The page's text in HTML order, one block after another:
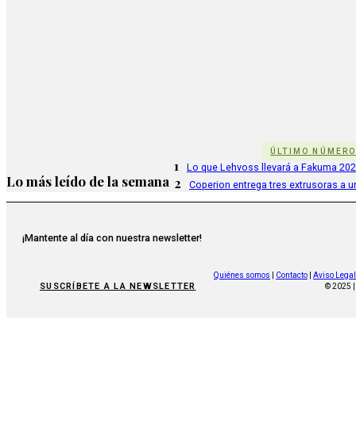
ÚLTIMO NÚMERO
Lo más leído de la semana
1 Lo que Lehvoss llevará a Fakuma
2 Coperion entrega tres extrusoras a
¡Mantente al día con nuestra newsletter!
SUSCRÍBETE A LA NEWSLETTER
Quiénes somos Contacto
Aviso Legal
© 2025